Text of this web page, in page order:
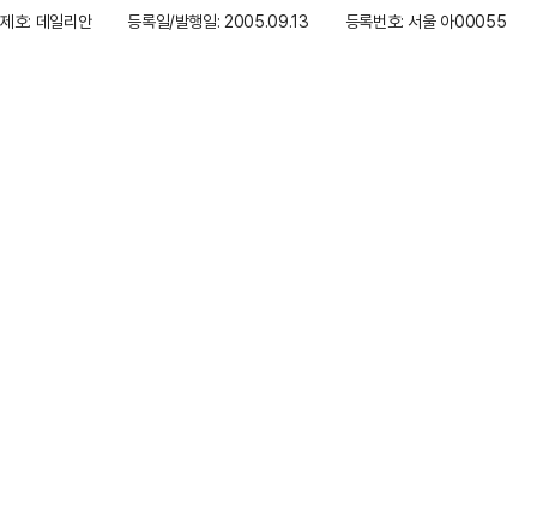
제호: 데일리안
등록일/발행일: 2005.09.13 등록번호: 서울 아00055